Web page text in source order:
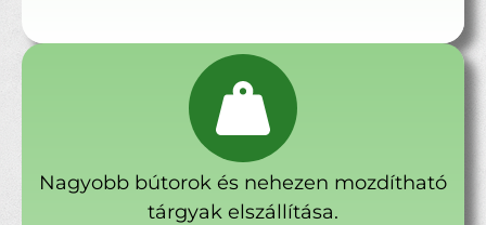
Nagyobb bútorok és nehezen mozdítható
tárgyak elszállítása.